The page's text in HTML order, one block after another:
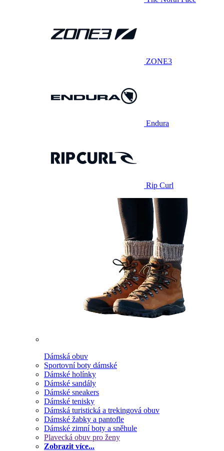
ZONE3
Endura
Rip Curl
Dámská obuv
Sportovní boty dámské
Dámské holínky
Dámské sandály
Dámské sneakers
Dámské tenisky
Dámská turistická a trekingová obuv
Dámské žabky a pantofle
Dámské zimní boty a sněhule
Plavecká obuv pro ženy
Zobrazit více...